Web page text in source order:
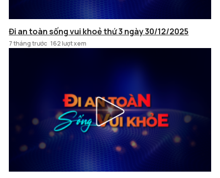
Đi an toàn sống vui khoẻ thứ 3 ngày 30/12/2025
7 tháng trước 162 lượt xem